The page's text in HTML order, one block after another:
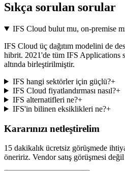
Sıkça sorulan sorular
IFS Cloud bulut mu, on-premise
IFS Cloud üç dağıtım modelini de
hibrit. 2021'de tüm IFS Applications
altında birleştirilmiştir.
IFS hangi sektörler için güçlü?+
IFS Cloud fiyatlandırması nasıl?+
IFS alternatifleri ne?+
IFS'in bilinen eksiklikleri ne?+
Kararınızı netleştirelim
15 dakikalık ücretsiz görüşmede
öneririz. Vendor satış görüşmesi